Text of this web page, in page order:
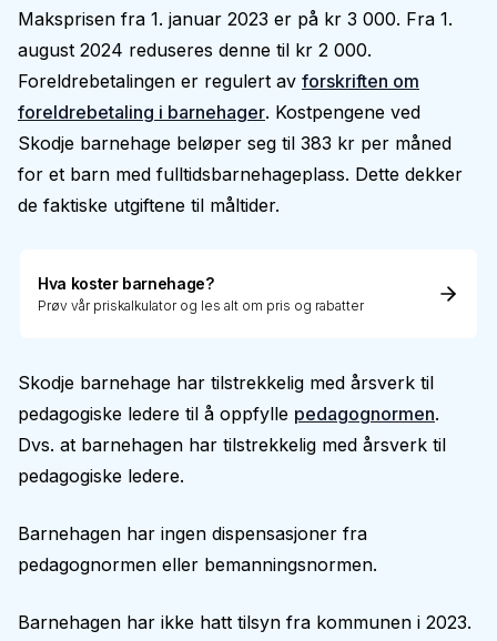
Maksprisen fra 1. januar 2023 er på kr 3 000. Fra 1.
august 2024 reduseres denne til kr 2 000.
Foreldrebetalingen er regulert av forskriften om
foreldrebetaling i barnehager. Kostpengene ved
Skodje barnehage beløper seg til 383 kr per måned
for et barn med fulltidsbarnehageplass. Dette dekker
de faktiske utgiftene til måltider.
Hva koster barnehage?
Prøv vår priskalkulator og les alt om pris og rabatter
Skodje barnehage har tilstrekkelig med årsverk til
pedagogiske ledere til å oppfylle pedagognormen.
Dvs. at barnehagen har tilstrekkelig med årsverk til
pedagogiske ledere.
Barnehagen har ingen dispensasjoner fra
pedagognormen eller bemanningsnormen.
Barnehagen har ikke hatt tilsyn fra kommunen i 2023.